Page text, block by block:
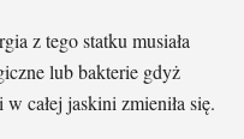
z tego statku musiała
lub bakterie gdyż
całej jaskini zmieniła się.